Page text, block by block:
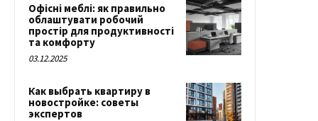
Офісні меблі: як правильно
облаштувати робочий
простір для продуктивності
та комфорту
03.12.2025
Как выбрать квартиру в
новостройке: советы
экспертов